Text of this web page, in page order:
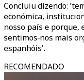
Concluiu dizendo:
económica,
nosso país e porque,
sentimos‑nos mais
espanhóis'.
RECOMENDADO